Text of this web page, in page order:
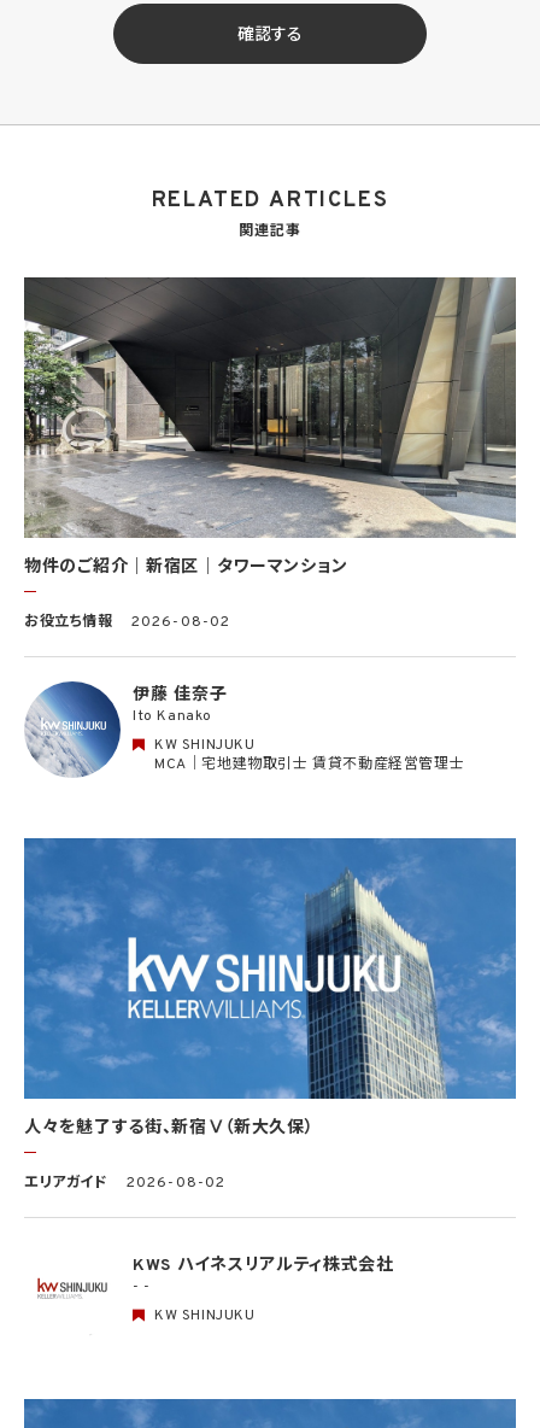
(3) 当社の商品、サービス等のご案内のため
(4) 当社サービスに関する当社の規約、ポリシー等（以下「規約等」といいます。）に違反す
る行為に対する対応のため
の開発等に役立てるため
も外国に所在する場合を含みます。）に対し個人情報（(i)当社サービスにおける顧客に関
ため。なお、KWエージェントとは、KW加盟店の業務に従事する個人を意味します。また、
(8) 当社サービスを介して販売等が行われる物件に関する情報について、当社、KWライ
センサー、その他KWブランドを利用して事業を行う事業者のポータルサイト、ウェブ広
告、その他インターネット上において公開するため
(9) 雇用管理及び社内手続のため（役職員の個人情報について）、並びに人材採用活動
における選考及び連絡のため（応募者の個人情報について）
(10) KWエージェント並びに当社及びKW加盟店の役職員に関する情報に関して、当該
情報を当社又はKWライセンサーが運営するウェブサイト（当社又はKWライセンサーか
ら委託を受けた第三者によって運営されるウェブサイトを含み、当該ウェブサイトが一般
向けに公開される場合を含みます。）上に掲載するため
(11) 株主管理、会社法その他法令上の手続対応のため（株主、新株予約権者等の個人情
報について）
(12) 当社のサービスを通じて実施された不動産に関する取引の実績について、個人を識
別できない形式に加工した統計データを作成するため
(13) その他、上記利用目的に付随する目的のため
る運営、サービスの利用状況等を分析した情報を用いたシステムの改善及び開発並びに
することについて同意を撤回し又は異議を述べた場合には、当社はただちにその旨を当
該第三者に通知するものとします。
3. 個人情報利用目的の変更
4. 個人情報利用の制限
4.1 当社は、個人情報保護法その他の法令により許容される場合を除き、本人の同意を得
ず、利用目的の達成に必要な範囲を超えて個人情報を取り扱いません。但し、次の場合は
この限りではありません。
(1) 法令に基づく場合
(2) 人の生命、身体又は財産の保護のために必要がある場合であって、本人の同意を得
ることが困難であるとき
(3) 公衆衛生の向上又は児童の健全な育成の推進のために特に必要がある場合であっ
て、本人の同意を得ることが困難であるとき
(4) 国の機関もしくは地方公共団体又はその委託を受けた者が法令の定める事務を遂
行することに対して協力する必要がある場合であって、本人の同意を得ることにより当該
事務の遂行に支障を及ぼすおそれがあるとき
個人データを学術研究目的で取り扱う必要があるとき（当該個人データを取り扱う目的
ある場合を除きます。）。
4.2 当社は、違法又は不当な行為を助長し、又は誘発するおそれがある方法により個人
5. 個人情報の適正な取得
5.1 当社は、適正に個人情報を取得し、偽りその他不正の手段により取得しません。
(1) 第4.1項第1号から第4号までのいずれかに該当する場合
(2) 学術研究機関等から要配慮個人情報を取得する場合であって、当該要配慮個人情報
確認する
RELATED ARTICLES
関連記事
物件のご紹介｜新宿区｜タワーマンション
お役立ち情報 2026-08-02
伊藤 佳奈子
Ito Kanako
KW SHINJUKU
MCA｜宅地建物取引士 賃貸不動産経営管理士
人々を魅了する街、新宿Ⅴ（新大久保）
エリアガイド 2026-08-02
KWS ハイネスリアルティ株式会社
- -
KW SHINJUKU